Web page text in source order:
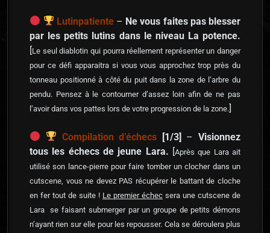
Lutinpatiente– Ne vous faites pas blesser
par les petits lutins dans le niveau La potence.
[Le seul diablotin qui pourra réellement représenter un danger
pour ce défi apparaitra si vous vous approchez trop près du
tonneau positionné à côté du puit dans la zone de l’arbre du
pendu. Pensez à le contourner d’assez loin afin de ne pas
l’avoir dans vos pattes lors de votre progression de la zone.]
Compilation d’échecs [1/3] – Visionnez
tous les échecs de jeune Lara. [Après que Lara ait
utilisé son lance-pierre pour faire tomber un clocher dans un
cutscene, vous ne devez PAS récupérer le battant de cloche
en fer tout de suite ! Le premier échec sera une cutscene de
Lara se faisant submerger par un groupe de petits démons
n’ayant rien sur elle pour les repousser. Cela se déroulera plus